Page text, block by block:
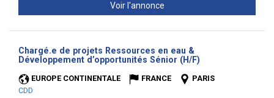
Voir l'annonce
Chargé.e de projets Ressources en eau &
Développement d’opportunités Sénior (H/F)
EUROPE CONTINENTALE FRANCE
PARIS
CDD